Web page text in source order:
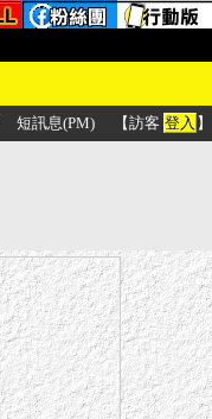
短訊息(PM) 【訪客 登入 】